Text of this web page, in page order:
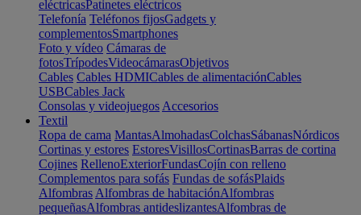
eléctricasPatinetes eléctricos
Telefonía Teléfonos fijosGadgets y
complementosSmartphones
Foto y vídeo Cámaras de
fotosTrípodesVideocámarasObjetivos
Cables Cables HDMICables de alimentaciónCables
USBCables Jack
Consolas y videojuegos Accesorios
Textil
Ropa de cama MantasAlmohadasColchasSábanasNórdicos
Cortinas y estores EstoresVisillosCortinasBarras de cortina
Cojines RellenoExteriorFundasCojín con relleno
Complementos para sofás Fundas de sofásPlaids
Alfombras Alfombras de habitaciónAlfombras
pequeñasAlfombras antideslizantesAlfombras de